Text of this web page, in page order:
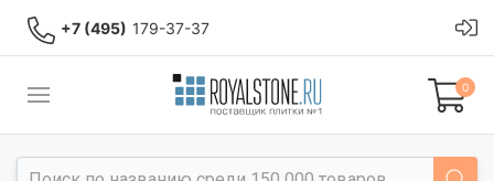
+7 (495) 179-37-37
0